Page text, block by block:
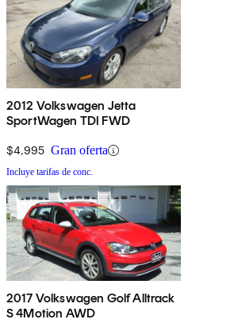
2012 Volkswagen Jetta
SportWagen TDI FWD
$4,995 Gran oferta
Incluye tarifas de conc.
2017 Volkswagen Golf Alltrack
S 4Motion AWD